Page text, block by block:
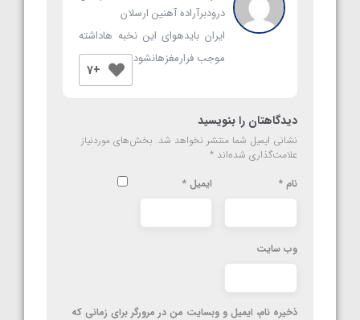
درودبرآراده آهنین ارسلان
ایران بایدهوای این نخبه هاداشته
موجب فرارمغزهانشود
+7
دیدگاهتان را بنویسید
نشانی ایمیل شما منتشر نخواهد شد. بخش‌های موردنیاز
علامت‌گذاری شده‌اند *
نام * ایمیل *
وب‌ سایت
ذخیره نام، ایمیل و وبسایت من در مرورگر برای زمانی که